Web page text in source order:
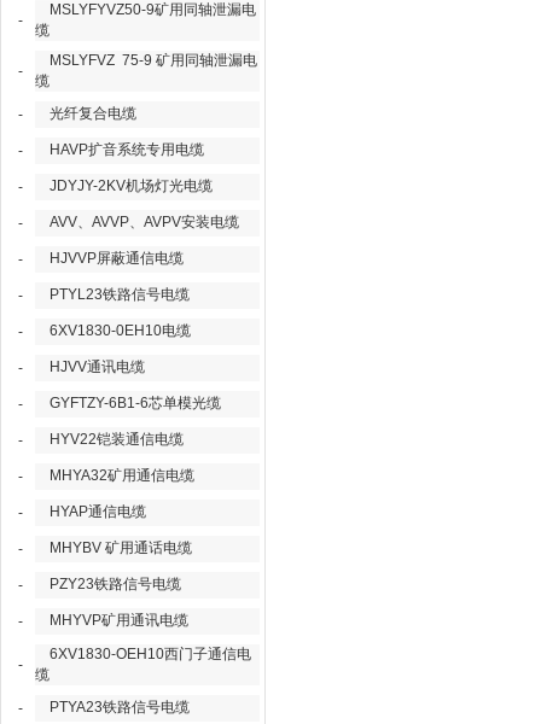
-
MSLYFYVZ50-9矿用同轴泄漏电
缆
-
MSLYFVZ 75-9 矿用同轴泄漏电
缆
-
光纤复合电缆
- HAVP扩音系统专用电缆
- JDYJY-2KV机场灯光电缆
- AVV、AVVP、AVPV安装电缆
- HJVVP屏蔽通信电缆
- PTYL23铁路信号电缆
- 6XV1830-0EH10电缆
- HJVV通讯电缆
- GYFTZY-6B1-6芯单模光缆
- HYV22铠装通信电缆
- MHYA32矿用通信电缆
- HYAP通信电缆
- MHYBV 矿用通话电缆
- PZY23铁路信号电缆
- MHYVP矿用通讯电缆
-
6XV1830-OEH10西门子通信电
缆
-
PTYA23铁路信号电缆